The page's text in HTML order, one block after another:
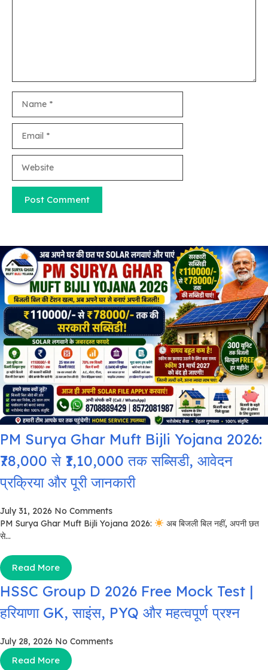
PM Surya Ghar Muft Bijli Yojana 2026:
₹78,000 से ₹1,10,000 तक सब्सिडी, आवेदन
प्रक्रिया और पूरी जानकारी
July 31, 2026 No Comments
PM Surya Ghar Muft Bijli Yojana 2026:
अब बिजली बिल नहीं, अपनी छत
से...
Read More
HSSC Group D 2026 Free Mock Test |
हरियाणा GK, साइंस, PYQ और महत्वपूर्ण प्रश्न
July 28, 2026 No Comments
Read More